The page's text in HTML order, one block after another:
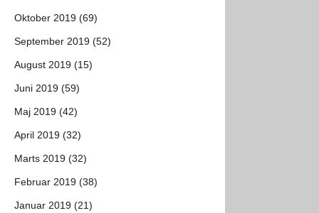
Oktober 2019 (69)
September 2019 (52)
August 2019 (15)
Juni 2019 (59)
Maj 2019 (42)
April 2019 (32)
Marts 2019 (32)
Februar 2019 (38)
Januar 2019 (21)